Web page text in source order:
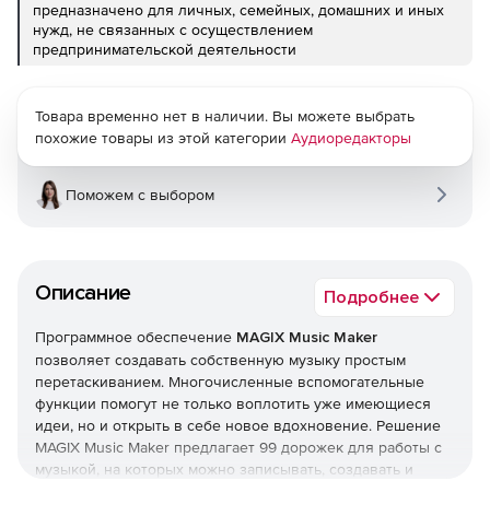
предназначено для личных, семейных, домашних и иных
нужд, не связанных с осуществлением
предпринимательской деятельности
Описание Подробнее
Программное обеспечение MAGIX Music Maker
позволяет создавать собственную музыку простым
перетаскиванием. Многочисленные вспомогательные
функции помогут не только воплотить уже имеющиеся
идеи, но и открыть в себе новое вдохновение. Решение
MAGIX Music Maker предлагает 99 дорожек для работы с
музыкой, на которых можно записывать, создавать и
Товара временно нет в наличии. Вы можете выбрать
похожие товары из этой категории Аудиоредакторы
Поможем с выбором